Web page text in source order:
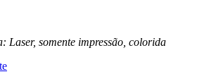
Laser, somente impressão, colorida